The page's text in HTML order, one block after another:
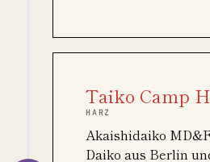
Taiko Camp
HARZ
Akaishidaiko
Daiko aus Berlin